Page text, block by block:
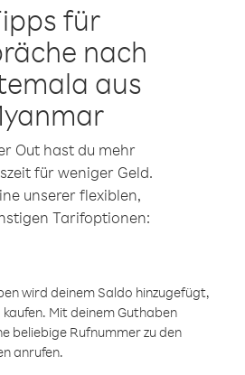
für
nach
aus
Out hast du mehr
für weniger Geld.
unserer flexiblen,
Tarifoptionen:
wird deinem Saldo hinzugefügt,
Mit deinem Guthaben
beliebige Rufnummer zu den
anrufen.